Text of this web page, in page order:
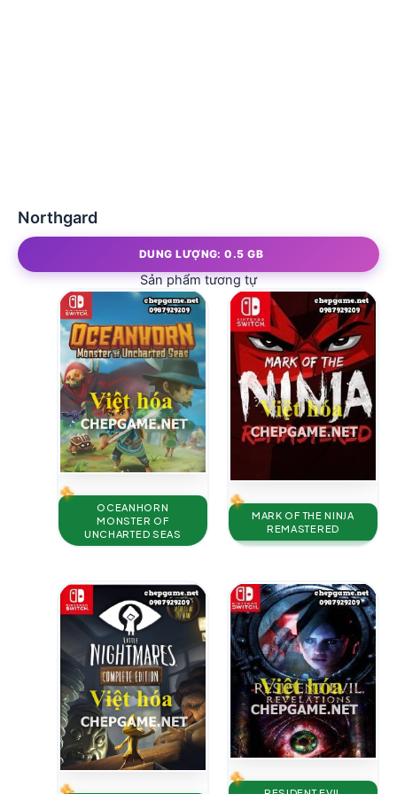
Northgard
DUNG LƯỢNG: 0.5 GB
Sản phẩm tương tự
OCEANHORN
MONSTER OF
UNCHARTED SEAS
MARK OF THE NINJA
REMASTERED